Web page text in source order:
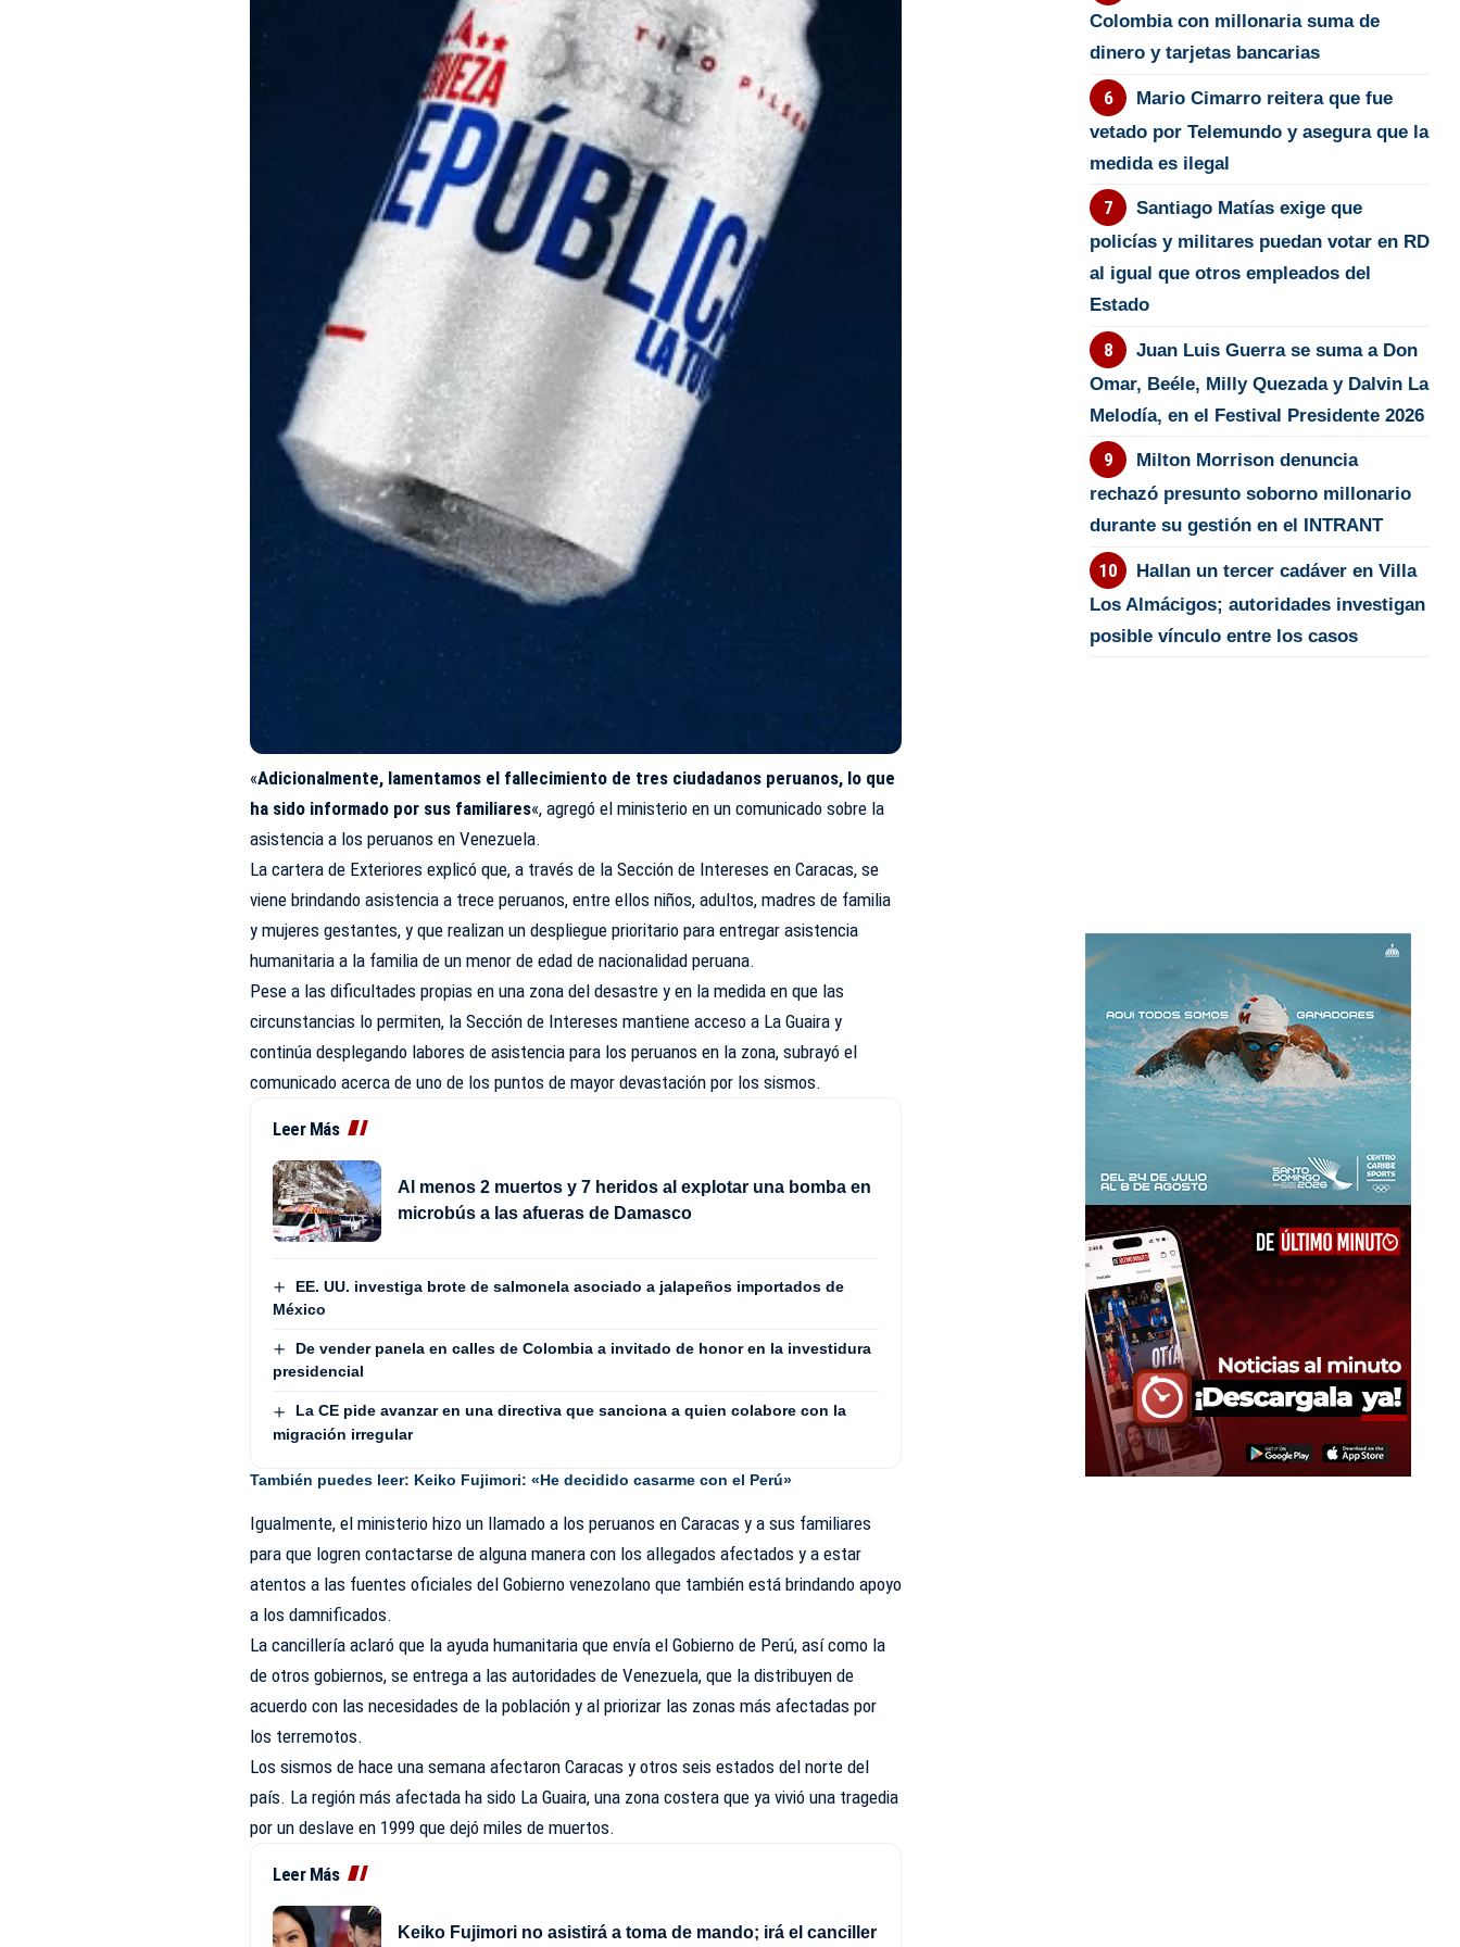
«Adicionalmente, lamentamos el fallecimiento de tres ciudadanos peruanos, lo que
ha sido informado por sus familiares«, agregó el ministerio en un comunicado sobre la
asistencia a los peruanos en Venezuela.
La cartera de Exteriores explicó que, a través de la Sección de Intereses en Caracas, se
viene brindando asistencia a trece peruanos, entre ellos niños, adultos, madres de familia
y mujeres gestantes, y que realizan un despliegue prioritario para entregar asistencia
humanitaria a la familia de un menor de edad de nacionalidad peruana.
Pese a las dificultades propias en una zona del desastre y en la medida en que las
circunstancias lo permiten, la Sección de Intereses mantiene acceso a La Guaira y
continúa desplegando labores de asistencia para los peruanos en la zona, subrayó el
comunicado acerca de uno de los puntos de mayor devastación por lossismos.
Leer Más
Al menos 2 muertos y 7 heridos al explotar una bomba en
microbús a las afueras de Damasco
EE. UU. investiga brote de salmonela asociado a jalapeños importados de
México
De vender panela en calles de Colombia a invitado de honor en la investidura
presidencial
La CE pide avanzar en una directiva que sanciona a quien colabore con la
migración irregular
También puedes leer: Keiko Fujimori: «He decidido casarme con el Perú»
Igualmente, el ministerio hizo un llamado a los peruanos en Caracas y a sus familiares
para que logren contactarse de alguna manera con los allegados afectados y a estar
atentos a las fuentes oficiales del Gobierno venezolano que también está brindando apoyo
a los damnificados.
La cancillería aclaró que la ayuda humanitaria que envía el Gobierno de Perú, así como la
de otros gobiernos, se entrega a las autoridades de Venezuela, que la distribuyen de
acuerdo con las necesidades de la población y al priorizar las zonas más afectadas por
los terremotos.
Los sismos de hace una semana afectaron Caracas y otros seis estados del norte del
país. La región más afectada ha sido La Guaira, una zona costera que ya vivió una tragedia
por un deslave en 1999 que dejó miles de muertos.
Leer Más
Keiko Fujimori no asistirá a toma de mando; irá el canciller
Colombia con millonaria suma de
dinero y tarjetas bancarias
Mario Cimarro reitera que fue
vetado por Telemundo y asegura que la
medida es ilegal
Santiago Matías exige que
policías y militares puedan votar en RD
al igual que otros empleados del
Estado
Juan Luis Guerra se suma a Don
Omar, Beéle, Milly Quezada y Dalvin La
Melodía, en el Festival Presidente 2026
Milton Morrison denuncia
rechazó presunto soborno millonario
durante su gestión en el INTRANT
Hallan un tercer cadáver en Villa
Los Almácigos; autoridades investigan
posible vínculo entre los casos